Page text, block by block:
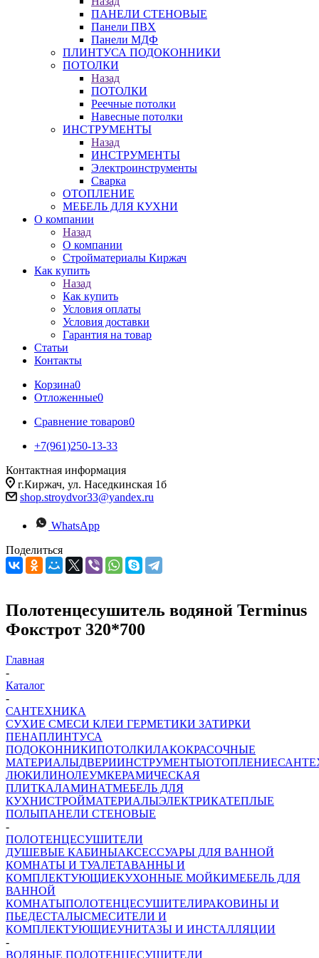
ПАНЕЛИ СТЕНОВЫЕ
Панели ПВХ
Панели МДФ
ПЛИНТУСА ПОДОКОННИКИ
ПОТОЛКИ
Назад
ПОТОЛКИ
Реечные потолки
Навесные потолки
ИНСТРУМЕНТЫ
Назад
ИНСТРУМЕНТЫ
Электроинструменты
Сварка
ОТОПЛЕНИЕ
МЕБЕЛЬ ДЛЯ КУХНИ
О компании
Назад
О компании
Стройматериалы Киржач
Как купить
Назад
Как купить
Условия оплаты
Условия доставки
Гарантия на товар
Статьи
Контакты
Корзина0
Отложенные0
Сравнение товаров0
+7(961)250-13-33
Контактная информация
г.Киржач, ул. Наседкинская 1б
shop.stroydvor33@yandex.ru
WhatsApp
Поделиться
Полотенцесушитель водяной Terminus
Фокстрот 320*700
Главная
-
Каталог
-
САНТЕХНИКА
СУХИЕ СМЕСИ КЛЕИ ГЕРМЕТИКИ ЗАТИРКИ
ПЕНАПЛИНТУСА
ПОДОКОННИКИПОТОЛКИЛАКОКРАСОЧНЫЕ
МАТЕРИАЛЫДВЕРИИНСТРУМЕНТЫОТОПЛЕНИЕ
ЛЮКИЛИНОЛЕУМКЕРАМИЧЕСКАЯ
ПЛИТКАЛАМИНАТМЕБЕЛЬ ДЛЯ
КУХНИСТРОЙМАТЕРИАЛЫЭЛЕКТРИКАТЕПЛЫЕ
ПОЛЫПАНЕЛИ СТЕНОВЫЕ
-
ПОЛОТЕНЦЕСУШИТЕЛИ
ДУШЕВЫЕ КАБИНЫАКСЕССУАРЫ ДЛЯ ВАННОЙ
КОМНАТЫ И ТУАЛЕТАВАННЫ И
КОМПЛЕКТУЮЩИЕКУХОННЫЕ МОЙКИМЕБЕЛЬ ДЛЯ
ВАННОЙ
КОМНАТЫПОЛОТЕНЦЕСУШИТЕЛИРАКОВИНЫ И
ПЬЕДЕСТАЛЫСМЕСИТЕЛИ И
КОМПЛЕКТУЮЩИЕУНИТАЗЫ И ИНСТАЛЛЯЦИИ
-
ВОДЯНЫЕ ПОЛОТЕНЦЕСУШИТЕЛИ